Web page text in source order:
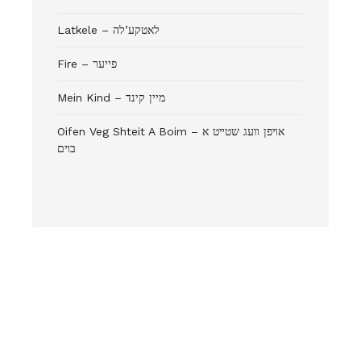
Latkele – לאטקע’לה
Fire – פייער
Mein Kind – מיין קינד
Oifen Veg Shteit A Boim – אױפן װעג שטײט א
בױם